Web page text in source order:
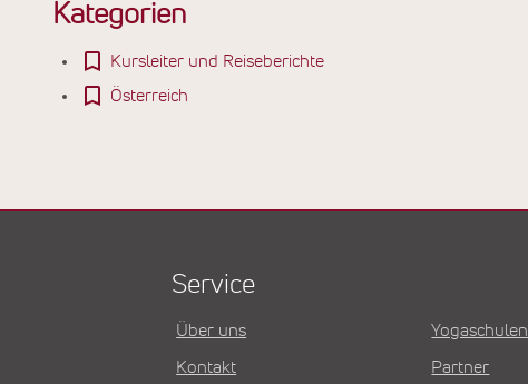
Kategorien
Kursleiter und Reiseberichte
Österreich
Service
Über uns
Kontakt
Yogaschulen
Partner